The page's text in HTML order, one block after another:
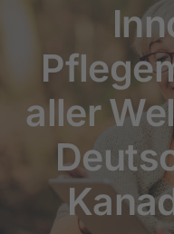
Über uns
aller